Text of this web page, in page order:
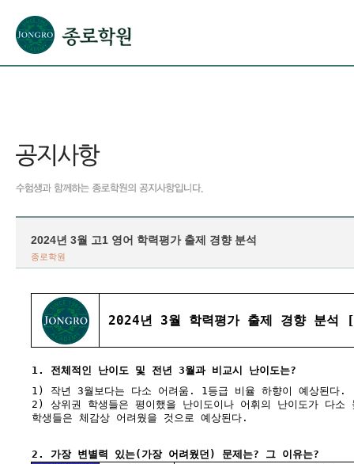
2024년 3월 고1 영어 학력평가 출제 경향 분석
종로학원
2024년 3월 학력평가 출제 경향 분석
1. 전체적인 난이도 및 전년 3월과 비교시 난이도는?
1) 작년 3월보다는 다소 어려움. 1등급 비율 하향이 예상된다.
2) 상위권 학생들은 평이했을 난이도이나 어휘의 난이도가 다소
학생들은 체감상 어려웠을 것으로 예상된다.
2. 가장 변별력 있는(가장 어려웠던) 문제는? 그 이유는?